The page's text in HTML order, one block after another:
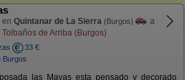
en Quintanar de La Sierra (Burgos)
a
Tolbaños de Arriba (Burgos)
33 €
Burgos
las Mayas esta pensado y decorado